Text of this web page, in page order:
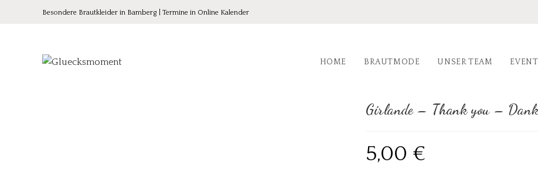
Besondere Brautkleider in Bamberg | Termine in Online Kalender
HOME BRAUTMODE UNSER TEAM
Girlande – Thank you –
5,00 €